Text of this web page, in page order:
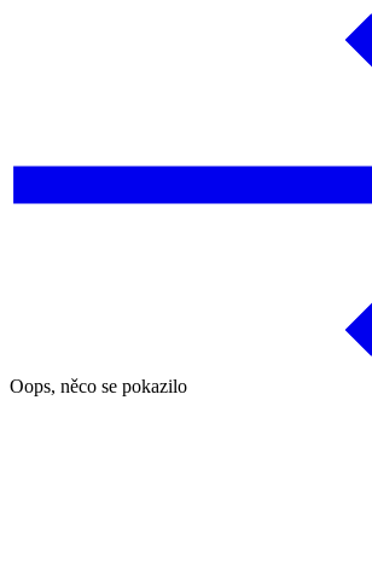
Oops, něco se pokazilo